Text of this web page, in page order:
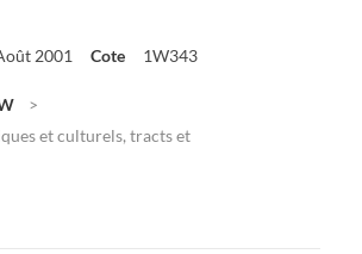
2001 Cote 1W343
et culturels, tracts et